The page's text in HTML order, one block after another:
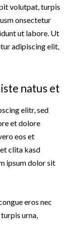
volutpat, turpis
onsectetur
ut labore. Ut
adipiscing elit,
natus et
elitr, sed
et dolore
eos et
clita kasd
ipsum dolor sit
eros nec
urna,